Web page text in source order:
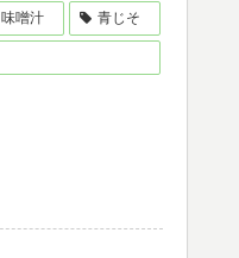
味噌汁 青じそ